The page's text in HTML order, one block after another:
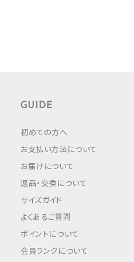
GUIDE
初めての方へ
お支払い方法について
お届けについて
返品・交換について
サイズガイド
よくあるご質問
ポイントについて
会員ランクについて